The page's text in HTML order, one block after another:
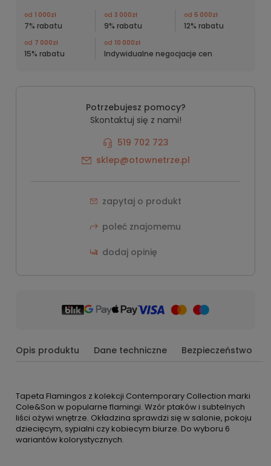
od 1 000zł
7% rabatu
od 3 000zł
9% rabatu
od 5 000zł
12% rabatu
od 7 000zł
15% rabatu
od 10 000zł
Indywidualne negocjacje cen
Potrzebujesz pomocy?
Skontaktuj się z nami!
519 702 723
sklep@otownetrze.pl
zapytaj o produkt
poleć znajomemu
dodaj opinię
Opis produktu Dane techniczne Bezpieczeństwo
Tapeta Flamingos z kolekcji Contemporary Collection marki
Cole&Son w popularne flamingi. Wzór ptaków i subtelnych
liści ożywi wnętrze. Okładzina sprawdzi się w salonie, pokoju
dziecięcym, sypialni czy kobiecym biurze. Do wyboru 6
wariantów kolorystycznych.